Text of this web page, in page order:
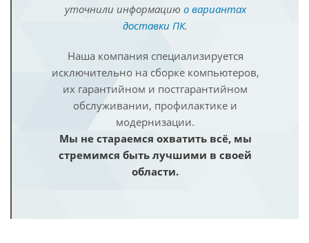
уточнили информацию о вариантах
доставки ПК.
Наша компания специализируется
исключительно на сборке компьютеров,
их гарантийном и постгарантийном
обслуживании, профилактике и
модернизации.
Мы не стараемся охватить всё, мы
стремимся быть лучшими в своей
области.